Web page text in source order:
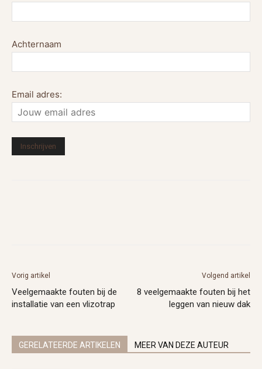
Achternaam
Email adres:
Vorig artikel
Veelgemaakte fouten bij de
installatie van een vlizotrap
Volgend artikel
8 veelgemaakte fouten bij het
leggen van nieuw dak
GERELATEERDE ARTIKELEN MEER VAN DEZE AUTEUR